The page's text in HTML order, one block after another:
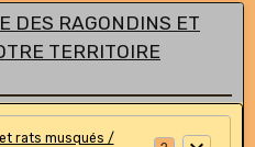
DES RAGONDINS ET
TERRITOIRE
rats musqués /